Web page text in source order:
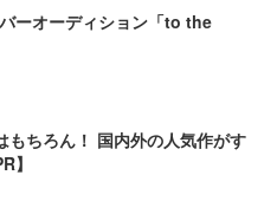
ーオーディション「to the
もちろん！ 国内外の人気作がす
】